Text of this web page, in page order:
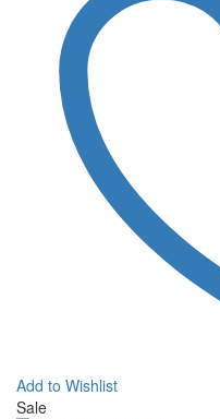
Add to Wishlist
Sale